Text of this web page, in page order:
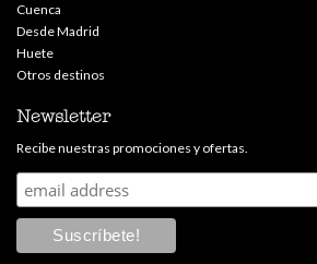
Cuenca
Desde Madrid
Huete
Otros destinos
Newsletter
Recibe nuestras promociones y ofertas.